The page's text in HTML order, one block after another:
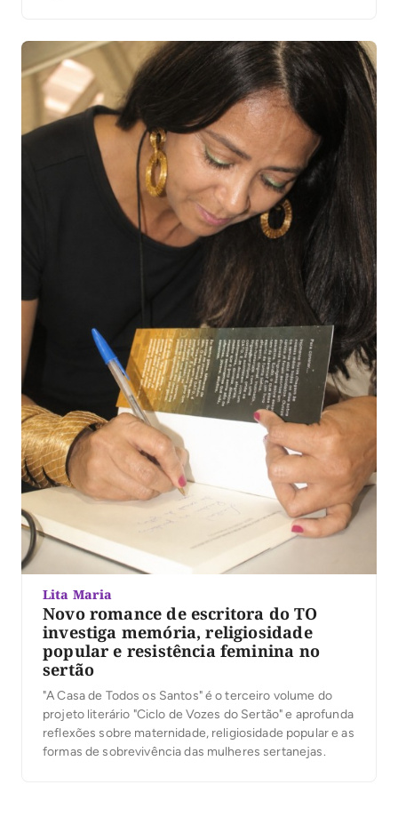
Lita Maria
Novo romance de escritora do TO
investiga memória, religiosidade
popular e resistência feminina no
sertão
"A Casa de Todos os Santos" é o terceiro volume do
projeto literário "Ciclo de Vozes do Sertão" e aprofunda
reflexões sobre maternidade, religiosidade popular e as
formas de sobrevivência das mulheres sertanejas.